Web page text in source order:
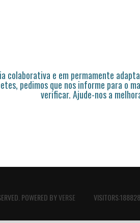
colaborativa e em permamente
pedimos que nos informe para o
verificar. Ajude-nos a
POWERED BYVERSE